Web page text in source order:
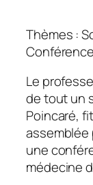
Thèmes :
Le
de tout un
Poincaré,
assemblée
une
médecine